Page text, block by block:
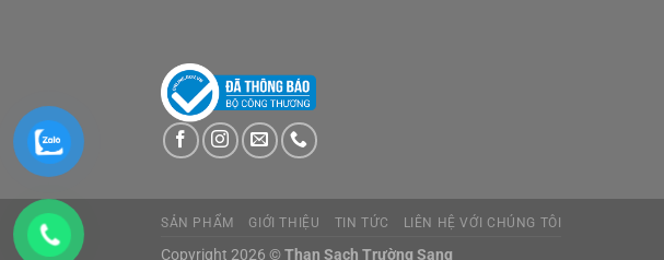
SẢN PHẨM GIỚI THIỆU TIN TỨC LIÊN HỆ VỚI CHÚNG TÔI
Copyright 2026 © Than Sạch Trường Sang